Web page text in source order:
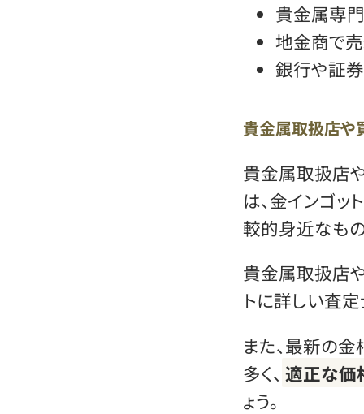
貴金属専
地金商で
銀行や証
貴金属取扱店や
貴金属取扱店
は、金インゴ
較的身近なもの
貴金属取扱店
トに詳しい査
また、最新の
多く、 適正な価
ょう。